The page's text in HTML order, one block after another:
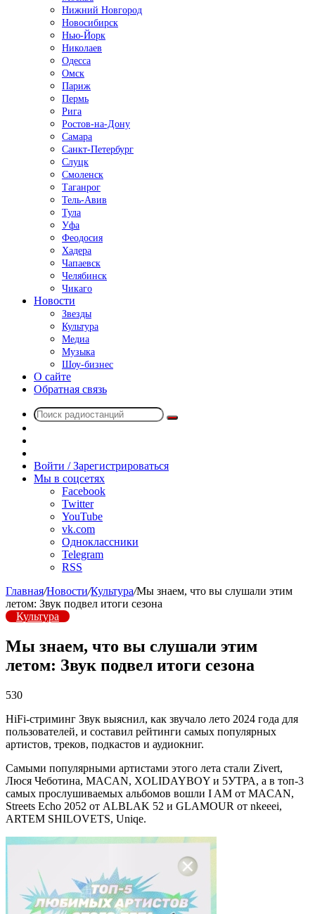
Нижний Новгород
Новосибирск
Нью-Йорк
Николаев
Одесса
Омск
Париж
Пермь
Рига
Ростов-на-Дону
Самара
Санкт-Петербург
Слуцк
Смоленск
Таганрог
Тель-Авив
Тула
Уфа
Феодосия
Хадера
Чапаевск
Челябинск
Чикаго
Новости
Звезды
Культура
Медиа
Музыка
Шоу-бизнес
О сайте
Обратная связь
Поиск
радио
Войти / Зарегистрироваться
Мы в соцсетях
Facebook
Twitter
YouTube
vk.com
Одноклассники
Telegram
RSS
Главная/Новости/Культура/Мы знаем, что вы слушали этим
летом: Звук подвел итоги сезона
Культура
Мы знаем, что вы слушали этим
летом: Звук подвел итоги сезона
530
HiFi-стриминг Звук выяснил, как звучало лето 2024 года для
пользователей, и составил рейтинги самых популярных
артистов, треков, подкастов и аудиокниг.
Самыми популярными артистами этого лета стали Zivert,
Люся Чеботина, MACAN, XOLIDAYBOY и 5УТРА, а в топ-3
самых прослушиваемых альбомов вошли I AM от MACAN,
Streets Echo 2052 от ALBLAK 52 и GLAMOUR от nkeeei,
ARTEM SHILOVETS, Uniqe.